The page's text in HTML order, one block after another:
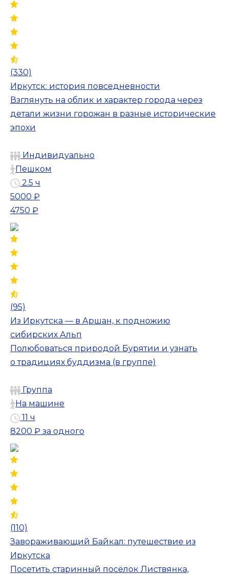
(330)
Иркутск: история повседневности
Взглянуть на облик и характер города через
детали жизни горожан в разные исторические
эпохи
Индивидуально
Пешком
2.5 ч
5000 ₽
4750 ₽
(95)
Из Иркутска — в Аршан, к подножию
сибирских Альп
Полюбоваться природой Бурятии и узнать
о традициях буддизма (в группе)
Группа
На машине
11 ч
8200 ₽ за одного
(110)
Завораживающий Байкал: путешествие из
Иркутска
Посетить старинный посёлок Листвянка,